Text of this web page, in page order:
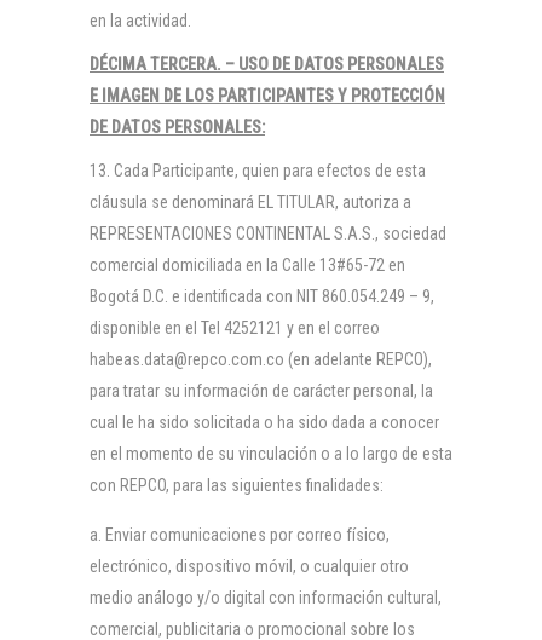
en la actividad.
DÉCIMA TERCERA. – USO DE DATOS PERSONALES
E IMAGEN DE LOS PARTICIPANTES Y PROTECCIÓN
DE DATOS PERSONALES:
13. Cada Participante, quien para efectos de esta
cláusula se denominará EL TITULAR, autoriza a
REPRESENTACIONES CONTINENTAL S.A.S., sociedad
comercial domiciliada en la Calle 13#65-72 en
Bogotá D.C. e identificada con NIT 860.054.249 – 9,
disponible en el Tel 4252121 y en el correo
habeas.data@repco.com.co (en adelante REPCO),
para tratar su información de carácter personal, la
cual le ha sido solicitada o ha sido dada a conocer
en el momento de su vinculación o a lo largo de esta
con REPCO, para las siguientes finalidades:
Enviar comunicaciones por correo físico,
electrónico, dispositivo móvil, o cualquier otro
medio análogo y/o digital con información cultural,
comercial, publicitaria o promocional sobre los